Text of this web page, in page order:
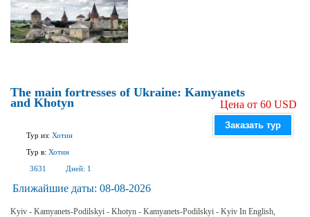
The main fortresses of Ukraine: Kamyanets
and Khotyn
Тур из: Хотин
Тур в: Хотин
3631
Дней: 1
Цена от 60 USD
Заказать тур
Ближайшие даты: 08-08-2026
Kyiv - Kamyanets-Podilskyi - Khotyn - Kamyanets-Podilskyi - Kyiv In English,